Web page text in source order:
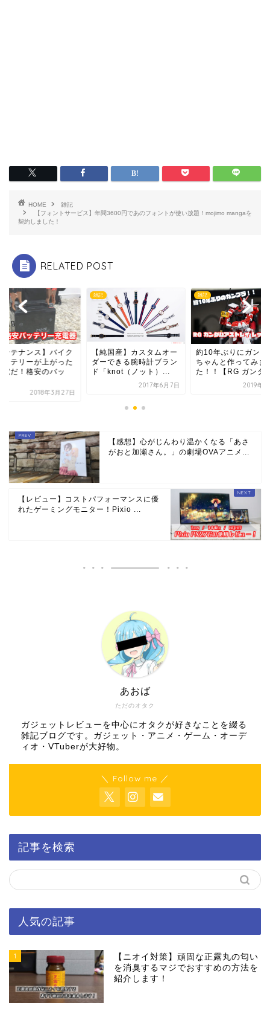
HOME
雑記
【フォントサービス】年間3600円であのフォントが使い放題！mojimo mangaを
契約しました！
RELATED POST
ンテナンス】バイク
ッテリーが上がった
電だ！格安のバッ
2018年3月27日
雑記
【純国産】カスタムオー
ダーできる腕時計ブラン
ド「knot（ノット）...
2017年6月7日
雑記
約10年ぶりにガンプ
ちゃんと作ってみま
た！！【RG ガンダ
2019年7
【感想】心がじんわり温かくなる「あさ
がおと加瀬さん。」の劇場OVAアニメ...
【レビュー】コストパフォーマンスに優
れたゲーミングモニター！Pixio ...
ただのオタク
あおば
ガジェットレビューを中心にオタクが好きなことを綴る
雑記ブログです。ガジェット・アニメ・ゲーム・オーデ
ィオ・VTuberが大好物。
＼ Follow me ／
記事を検索
人気の記事
1
【ニオイ対策】頑固な正露丸の匂い
を消臭するマジでおすすめの方法を
紹介します！